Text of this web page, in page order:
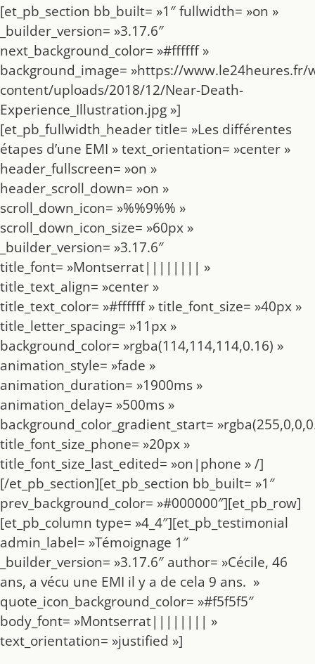
[et_pb_section bb_built= »1″ fullwidth= »on »
_builder_version= »3.17.6″
next_background_color= »#ffffff »
background_image= »https://www.le24heures.fr/
content/uploads/2018/12/Near-Death-
Experience_Illustration.jpg »]
[et_pb_fullwidth_header title= »Les différentes
étapes d’une EMI » text_orientation= »center »
header_fullscreen= »on »
header_scroll_down= »on »
scroll_down_icon= »%%9%% »
scroll_down_icon_size= »60px »
_builder_version= »3.17.6″
title_font= »Montserrat|||||||| »
title_text_align= »center »
title_text_color= »#ffffff » title_font_size= »40px »
title_letter_spacing= »11px »
background_color= »rgba(114,114,114,0.16) »
animation_style= »fade »
animation_duration= »1900ms »
animation_delay= »500ms »
background_color_gradient_start=
title_font_size_phone= »20px »
title_font_size_last_edited= »on|phone » /]
[/et_pb_section][et_pb_section bb_built= »1″
prev_background_color= »#000000″][et_pb_row]
[et_pb_column type= »4_4″][et_pb_testimonial
admin_label= »Témoignage 1″
_builder_version= »3.17.6″ author= »Cécile, 46
ans, a vécu une EMI il y a de cela 9 ans. »
quote_icon_background_color= »#f5f5f5″
body_font= »Montserrat|||||||| »
text_orientation= »justified »]